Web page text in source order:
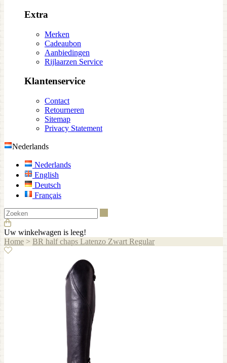
Extra
Merken
Cadeaubon
Aanbiedingen
Rijlaarzen Service
Klantenservice
Contact
Retourneren
Sitemap
Privacy Statement
Nederlands
Nederlands
English
Deutsch
Français
Uw winkelwagen is leeg!
Home > BR half chaps Latenzo Zwart Regular